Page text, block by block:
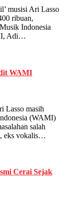
musisi Ari Lasso
ribuan,
Indonesia
Adi…
WAMI
Lasso masih
(WAMI)
salah
eks vokalis…
Cerai Sejak